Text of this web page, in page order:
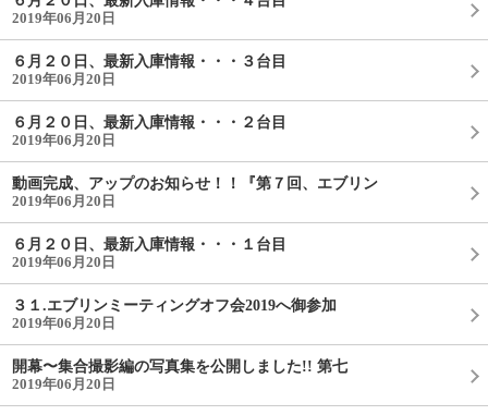
2019年06月20日
６月２０日、最新入庫情報・・・３台目
2019年06月20日
６月２０日、最新入庫情報・・・２台目
2019年06月20日
動画完成、アップのお知らせ！！『第７回、エブリン
2019年06月20日
６月２０日、最新入庫情報・・・１台目
2019年06月20日
３１.エブリンミーティングオフ会2019へ御参加
2019年06月20日
開幕〜集合撮影編の写真集を公開しました!! 第七
2019年06月20日